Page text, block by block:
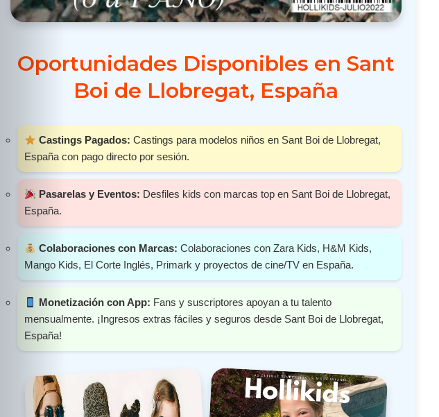
SHEIN
Casting
Casting
HolliKids
Contacto
Search
Oportunidades Disponibles en Sant
Boi de Llobregat, España
Castings Pagados: Castings para modelos niños en Sant Boi de Llobregat,
España con pago directo por sesión.
Pasarelas y Eventos: Desfiles kids con marcas top en Sant Boi de Llobregat,
España.
Colaboraciones con Marcas: Colaboraciones con Zara Kids, H&M Kids,
Mango Kids, El Corte Inglés, Primark y proyectos de cine/TV en España.
Monetización con App: Fans y suscriptores apoyan a tu talento
mensualmente. ¡Ingresos extras fáciles y seguros desde Sant Boi de Llobregat,
España!